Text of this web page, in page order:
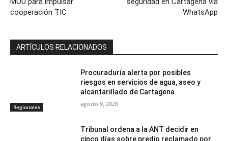
cooperación TIC
WhatsApp
ARTÍCULOS RELACIONADOS
Regionales
Procuraduría alerta por posibles
riesgos en servicios de agua, aseo y
alcantarillado de Cartagena
agosto 9, 2026
Tribunal ordena a la ANT decidir en
cinco días sobre predio reclamado por